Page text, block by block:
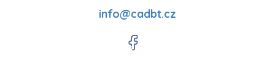
info@cadbt.cz